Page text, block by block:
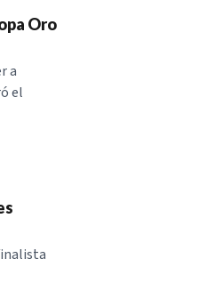
Oro
a
el